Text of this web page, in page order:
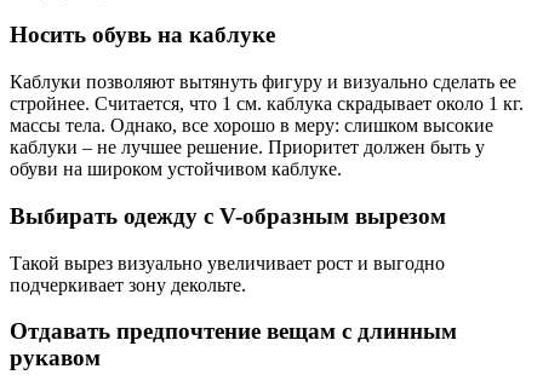
Носить обувь на каблуке
Каблуки позволяют вытянуть фигуру и визуально сделать ее
стройнее. Считается, что 1 см. каблука скрадывает около 1 кг.
массы тела. Однако, все хорошо в меру: слишком высокие
каблуки – не лучшее решение. Приоритет должен быть у
обуви на широком устойчивом каблуке.
Выбирать одежду с V-образным вырезом
Такой вырез визуально увеличивает рост и выгодно
подчеркивает зону декольте.
Отдавать предпочтение вещам с длинным
рукавом